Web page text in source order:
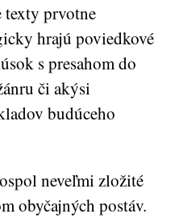
texty prvotne
hrajú poviedkové
s presahom do
či akýsi
budúceho
neveľmi zložité
obyčajných postáv.